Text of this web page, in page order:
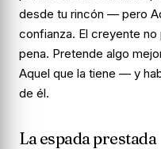
desde tu rincón — pero
confianza. El creyente
pena. Pretende algo
Aquel que la tiene — y
de él.
La espada prestada